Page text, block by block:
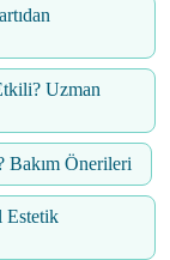
Uzman
Bakım Önerileri
Estetik